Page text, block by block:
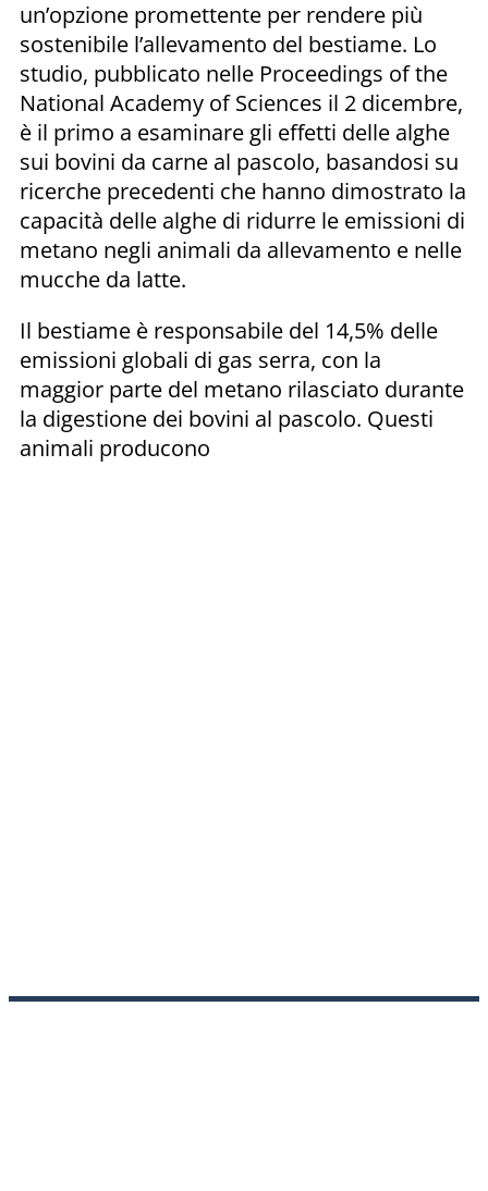
un’opzione promettente per rendere più
sostenibile l’allevamento del bestiame. Lo
studio, pubblicato nelle Proceedings of the
National Academy of Sciences il 2 dicembre,
è il primo a esaminare gli effetti delle alghe
sui bovini da carne al pascolo, basandosi su
ricerche precedenti che hanno dimostrato la
capacità delle alghe di ridurre le emissioni di
metano negli animali da allevamento e nelle
mucche da latte.
Il bestiame è responsabile del 14,5% delle
emissioni globali di gas serra, con la
maggior parte del metano rilasciato durante
la digestione dei bovini al pascolo. Questi
animali producono